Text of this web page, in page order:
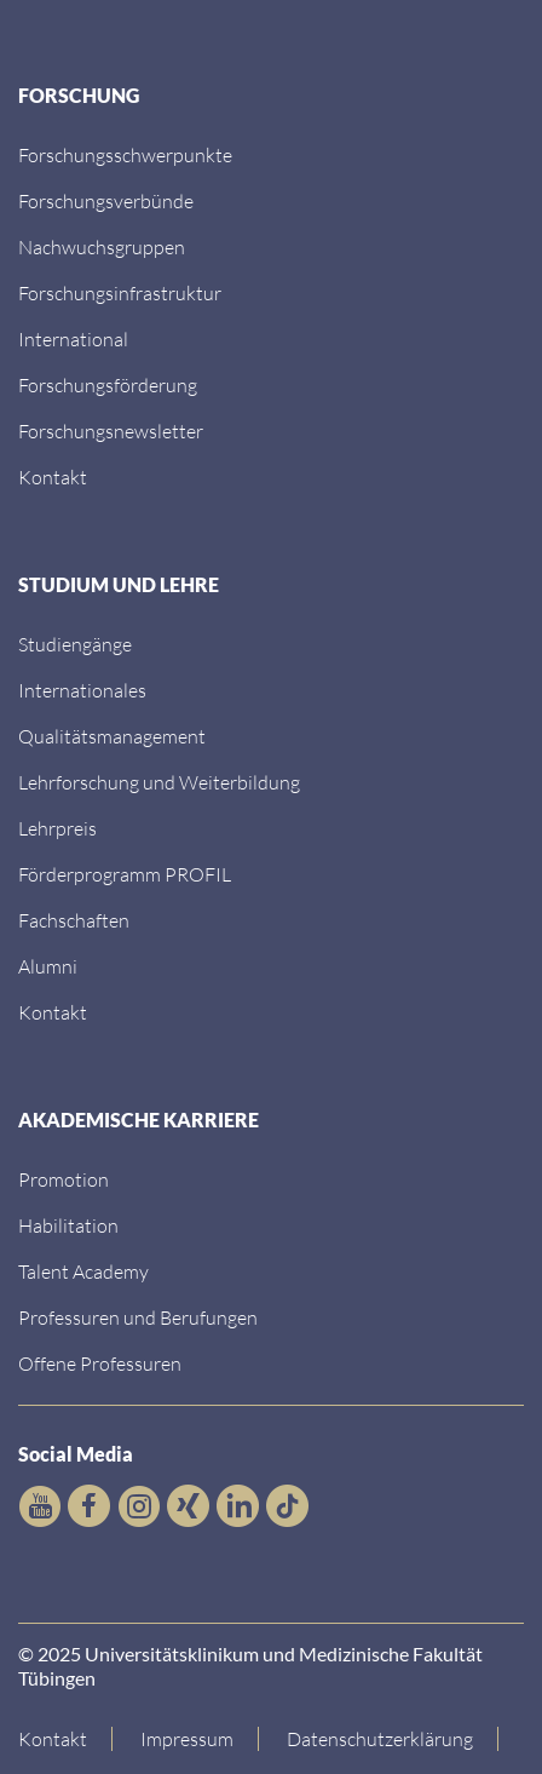
FORSCHUNG
Forschungsschwerpunkte
Forschungsverbünde
Nachwuchsgruppen
Forschungsinfrastruktur
International
Forschungsförderung
Forschungsnewsletter
Kontakt
STUDIUM UND LEHRE
Studiengänge
Internationales
Qualitätsmanagement
Lehrforschung und Weiterbildung
Lehrpreis
Förderprogramm PROFIL
Fachschaften
Alumni
Kontakt
AKADEMISCHE KARRIERE
Promotion
Habilitation
Talent Academy
Professuren und Berufungen
Offene Professuren
Social Media
© 2025 Universitätsklinikum und Medizinische Fakultät
Tübingen
Kontakt Impressum Datenschutzerklärung